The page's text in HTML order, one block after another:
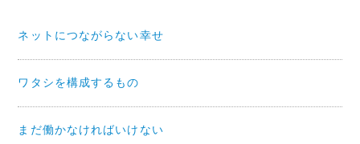
ネットにつながらない幸せ
ワタシを構成するもの
まだ働かなければいけない